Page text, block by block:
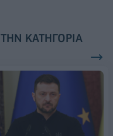
ΚΑΤΗΓΟΡΊΑ